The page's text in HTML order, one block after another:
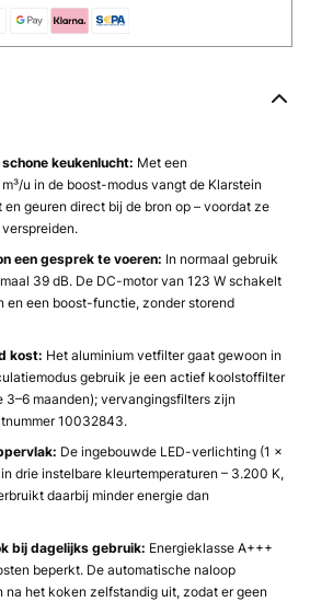
keukenlucht: Met een
u in de boost-modus vangt de Klarstein
geuren direct bij de bron op – voordat ze
een gesprek te voeren: In normaal gebruik
39 dB. De DC-motor van 123 W schakelt
en een boost-functie, zonder storend
kost: Het aluminium vetfilter gaat gewoon in
gebruik je een actief koolstoffilter
3–6 maanden); vervangingsfilters zijn
10032843.
De ingebouwde LED-verlichting (1 ×
drie instelbare kleurtemperaturen – 3.200 K,
daarbij minder energie dan
bij dagelijks gebruik: Energieklasse A+++
beperkt. De automatische naloop
na het koken zelfstandig uit, zodat er geen